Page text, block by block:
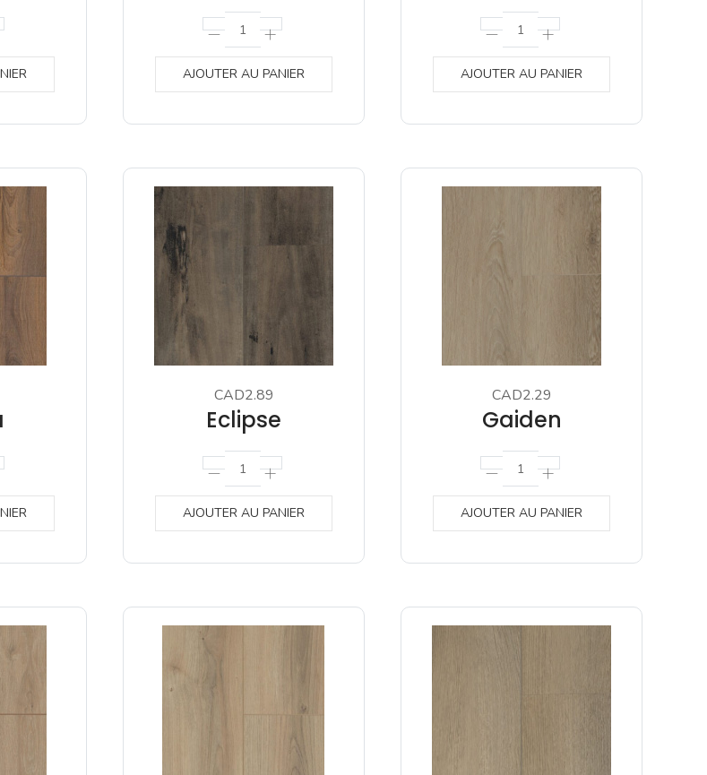
AJOUTER AU PANIER AJOUTER AU PANIER
CAD2.89
Eclipse
AJOUTER AU PANIER
CAD2.29
Gaiden
AJOUTER AU PANIER